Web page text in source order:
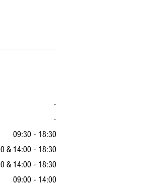
-
-
09:30 - 18:30
& 14:00 - 18:30
& 14:00 - 18:30
09:00 - 14:00